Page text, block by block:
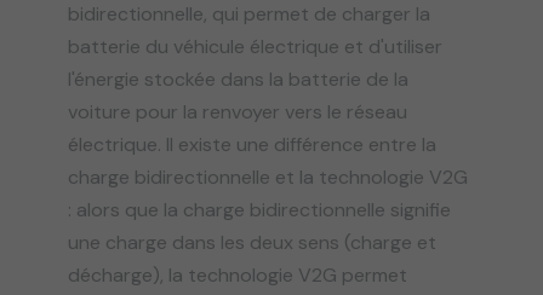
bidirectionnelle, qui permet de charger la
batterie du véhicule électrique et d'utiliser
l'énergie stockée dans la batterie de la
voiture pour la renvoyer vers le réseau
électrique. Il existe une différence entre la
charge bidirectionnelle et la technologie V2G
: alors que la charge bidirectionnelle signifie
une charge dans les deux sens (charge et
décharge), la technologie V2G permet